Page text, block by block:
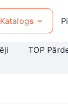
Katalogs
TOP